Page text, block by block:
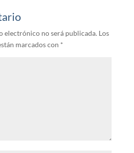
electrónico no será publicada. Los
marcados con *